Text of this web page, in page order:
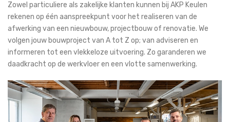
Zowel particuliere als zakelijke klanten kunnen bij AKP Keulen
rekenen op één aanspreekpunt voor het realiseren van de
afwerking van een nieuwbouw, projectbouw of renovatie. We
volgen jouw bouwproject van A tot Z op; van adviseren en
informeren tot een vlekkeloze uitvoering. Zo garanderen we
daadkracht op de werkvloer en een vlotte samenwerking.